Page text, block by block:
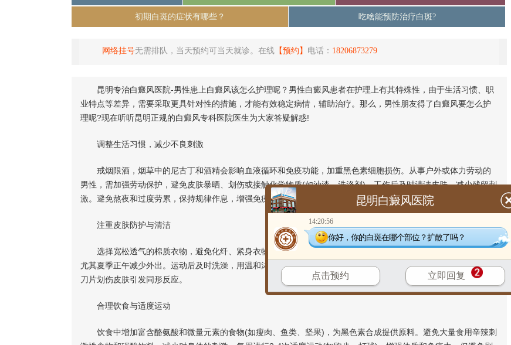
初期白斑的症状有哪些？ 吃啥能预防治疗白斑?
网络挂号无需排队，当天预约可当天就诊。在线 【预约】 电话： 18206873279
昆明专治白癜风医院-男性患上白癜风该怎么护理呢？男性白癜风患者在护理上有其特殊性，由于生活习惯、职
业特点等差异，需要采取更具针对性的措施，才能有效稳定病情，辅助治疗。那么，男性朋友得了白癜风要怎么护
理呢?现在听听昆明正规的白癜风专科医院医生为大家答疑解惑!
调整生活习惯，减少不良刺激
戒烟限酒，烟草中的尼古丁和酒精会影响血液循环和免疫功能，加重黑色素细胞损伤。从事户外或体力劳动的
男性，需加强劳动保护，避免皮肤暴晒、划伤或接触化学物质(如油漆、洗涤剂)，工作后及时清洁皮肤，减少残留刺
激。避免熬夜和过度劳累，保持规律作息，增强免疫力。
注重皮肤防护与清洁
选择宽松透气的棉质衣物，避免化纤、紧身衣物摩擦白斑部位。外出时根据紫外线强度涂防晒霜或戴遮阳帽，
尤其夏季正午减少外出。运动后及时洗澡，用温和沐浴露清洁皮肤，避免汗液长时间刺激。剃须时动作轻柔，避免
刀片划伤皮肤引发同形反应。
合理饮食与适度运动
饮食中增加富含酪氨酸和微量元素的食物(如瘦肉、鱼类、坚果)，为黑色素合成提供原料。避免大量食用辛辣刺
昆明白癜风医院
14:20:56
你好，你的白斑在哪个部位？扩散了吗？
点击预约 立即回复